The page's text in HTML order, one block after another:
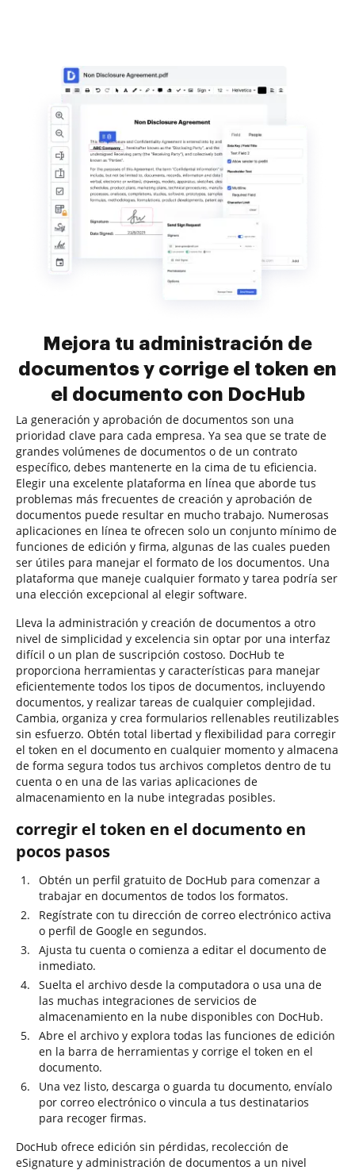
Mejora tu administración de
documentos y corrige el token en
el documento con DocHub
La generación y aprobación de documentos son una
prioridad clave para cada empresa. Ya sea que se trate de
grandes volúmenes de documentos o de un contrato
específico, debes mantenerte en la cima de tu eficiencia.
Elegir una excelente plataforma en línea que aborde tus
problemas más frecuentes de creación y aprobación de
documentos puede resultar en mucho trabajo. Numerosas
aplicaciones en línea te ofrecen solo un conjunto mínimo de
funciones de edición y firma, algunas de las cuales pueden
ser útiles para manejar el formato de los documentos. Una
plataforma que maneje cualquier formato y tarea podría ser
una elección excepcional al elegir software.
Lleva la administración y creación de documentos a otro
nivel de simplicidad y excelencia sin optar por una interfaz
difícil o un plan de suscripción costoso. DocHub te
proporciona herramientas y características para manejar
eficientemente todos los tipos de documentos, incluyendo
documentos, y realizar tareas de cualquier complejidad.
Cambia, organiza y crea formularios rellenables reutilizables
sin esfuerzo. Obtén total libertad y flexibilidad para corregir
el token en el documento en cualquier momento y almacena
de forma segura todos tus archivos completos dentro de tu
cuenta o en una de las varias aplicaciones de
almacenamiento en la nube integradas posibles.
corregir el token en el documento en
pocos pasos
Obtén un perfil gratuito de DocHub para comenzar a
trabajar en documentos de todos los formatos.
Regístrate con tu dirección de correo electrónico activa
o perfil de Google en segundos.
Ajusta tu cuenta o comienza a editar el documento de
inmediato.
Suelta el archivo desde la computadora o usa una de
las muchas integraciones de servicios de
almacenamiento en la nube disponibles con DocHub.
Abre el archivo y explora todas las funciones de edición
en la barra de herramientas y corrige el token en el
documento.
Una vez listo, descarga o guarda tu documento, envíalo
por correo electrónico o vincula a tus destinatarios
para recoger firmas.
DocHub ofrece edición sin pérdidas, recolección de
eSignature y administración de documentos a un nivel